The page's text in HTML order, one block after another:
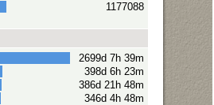
1177088
2699d 7h 39m
398d 6h 23m
386d 21h 48m
346d 4h 48m